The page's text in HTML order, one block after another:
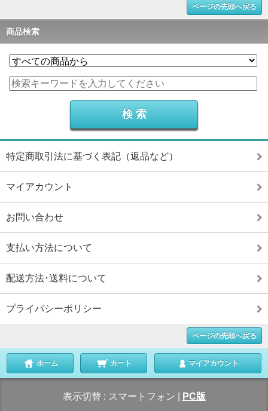
ページの先頭へ戻る
商品検索
特定商取引法に基づく表記（返品など）
マイアカウント
お問い合わせ
支払い方法について
配送方法･送料について
プライバシーポリシー
ページの先頭へ戻る
ホーム カート マイアカウント
表示切替 : スマートフォン PC版